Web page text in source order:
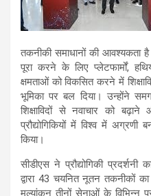
तकनीकी समाधानों की आवश्यकता
पूरा करने के लिए प्लेटफार्मों,
क्षमताओं को विकसित करने में
भूमिका पर बल दिया। उन्होंने
शिक्षाविदों से नवाचार को
प्रौद्योगिकियों में विश्व में
किया।
सीडीएस ने प्रौद्योगिकी प्रदर्शनी
द्वारा 43 चयनित नूतन तकनीकों
मूल्यांकन तीनों सेनाओं के विभिन्न